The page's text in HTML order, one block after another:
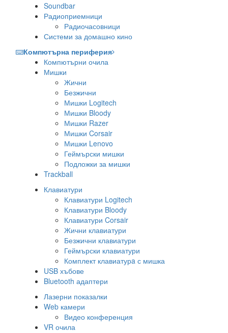
Soundbar
Радиоприемници
Радиочасовници
Системи за домашно кино
Компютърна периферия
Компютърни очила
Мишки
Жични
Безжични
Мишки Logitech
Мишки Bloody
Мишки Razer
Мишки Corsair
Мишки Lenovo
Геймърски мишки
Подложки за мишки
Trackball
Клавиатури
Клавиатури Logitech
Клавиатури Bloody
Клавиатури Corsair
Жични клавиатури
Безжични клавиатури
Геймърски клавиатури
Комплект клавиатурa с мишка
USB хъбове
Bluetooth адаптери
Лазерни показалки
Web камери
Видео конференция
VR очила